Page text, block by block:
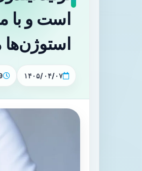
۱۴۰۵/۰۴/۰۷ 9